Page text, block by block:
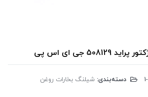
جی ای اس پی
دسته‌بندی: شیلنگ بخارات روغن